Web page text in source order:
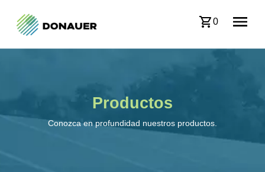
0
Productos
Conozca en profundidad nuestros productos.